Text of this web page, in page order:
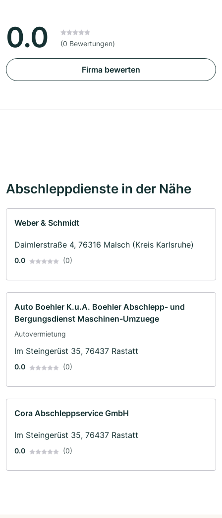
0.0 (0 Bewertungen)
Firma bewerten
Abschleppdienste in der Nähe
Weber & Schmidt
Daimlerstraße 4, 76316 Malsch (Kreis Karlsruhe)
0.0 (0)
Auto Boehler K.u.A. Boehler Abschlepp- und
Bergungsdienst Maschinen-Umzuege
Autovermietung
Im Steingerüst 35, 76437 Rastatt
0.0 (0)
Cora Abschleppservice GmbH
Im Steingerüst 35, 76437 Rastatt
0.0 (0)